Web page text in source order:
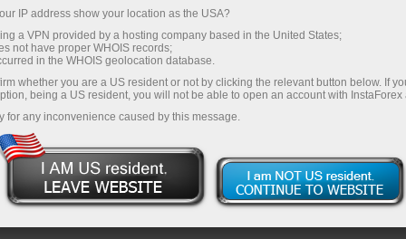
18 Jun, 2024, Limassol,
Cyprus
Buka akaun perdagangan
Buka akaun demo
IP address show your location as the USA?
a VPN provided by a hosting company based in the United States;
not have proper WHOIS records;
in the WHOIS geolocation database.
whether you are a US resident or not by clicking the relevant button below. If
being a US resident, you will not be able to open an account with InstaForex
for any inconvenience caused by this message.